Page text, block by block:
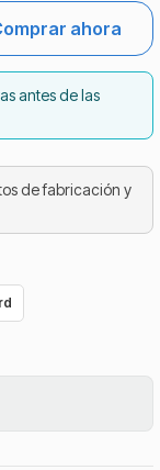
ahora
antes de las
de fabricación y